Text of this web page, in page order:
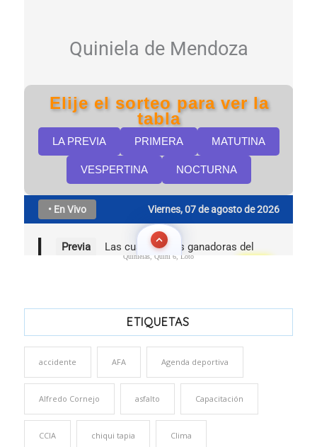
Quinielas, Quini 6, Loto
ETIQUETAS
accidente AFA Agenda deportiva
Alfredo Cornejo asfalto Capacitación
CCIA chiqui tapia Clima